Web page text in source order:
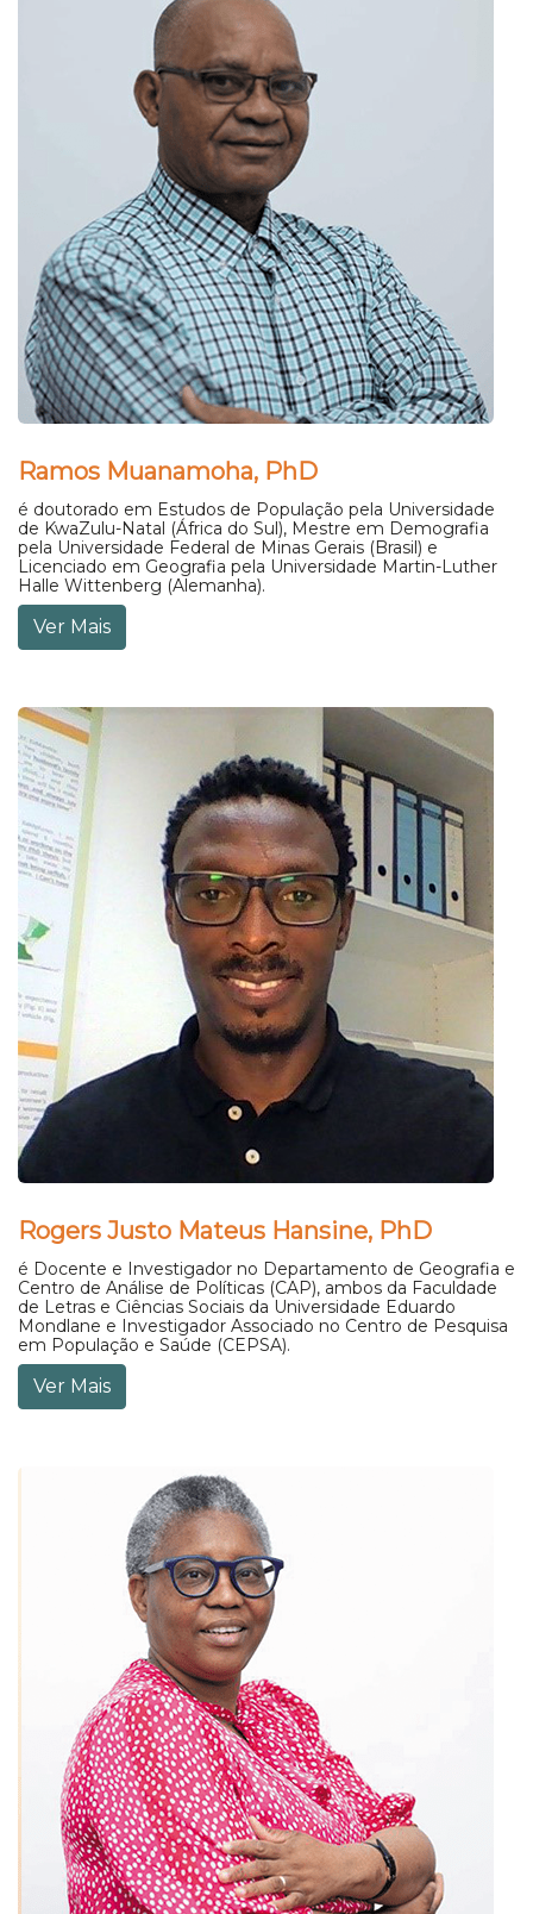
Ramos Muanamoha, PhD
é doutorado em Estudos de População pela Universidade
de KwaZulu-Natal (África do Sul), Mestre em Demografia
pela Universidade Federal de Minas Gerais (Brasil) e
Licenciado em Geografia pela Universidade Martin-Luther
Halle Wittenberg (Alemanha).
Ver Mais
Rogers Justo Mateus Hansine, PhD
é Docente e Investigador no Departamento de Geografia e
Centro de Análise de Políticas (CAP), ambos da Faculdade
de Letras e Ciências Sociais da Universidade Eduardo
Mondlane e Investigador Associado no Centro de Pesquisa
em População e Saúde (CEPSA).
Ver Mais